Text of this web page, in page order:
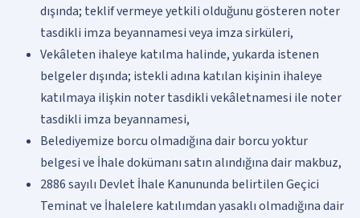
dışında; teklif vermeye yetkili olduğunu gösteren noter
tasdikli imza beyannamesi veya imza sirküleri,
Vekâleten ihaleye katılma halinde, yukarda istenen
belgeler dışında; istekli adına katılan kişinin ihaleye
katılmaya ilişkin noter tasdikli vekâletnamesi ile noter
tasdikli imza beyannamesi,
Belediyemize borcu olmadığına dair borcu yoktur
belgesi ve İhale dokümanı satın alındığına dair makbuz,
2886 sayılı Devlet İhale Kanununda belirtilen Geçici
Teminat ve İhalelere katılımdan yasaklı olmadığına dair